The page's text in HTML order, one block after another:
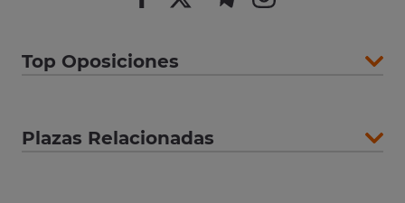
Top Oposiciones
Plazas Relacionadas